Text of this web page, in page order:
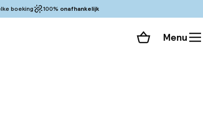
boeking 100% onafhankelijk
Winkelmand
Menu